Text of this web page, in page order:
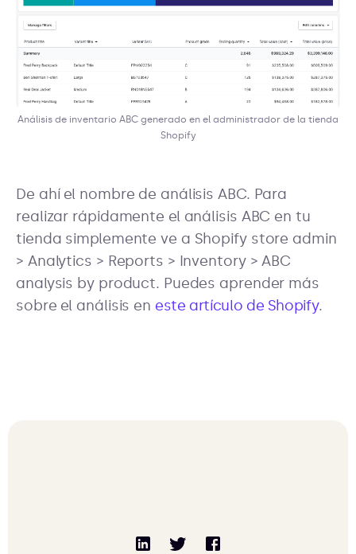
Análisis de inventario ABC generado en el administrador de la tienda
Shopify
De ahí el nombre de análisis ABC. Para
realizar rápidamente el análisis ABC en tu
tienda simplemente ve a Shopify store admin
> Analytics > Reports > Inventory > ABC
analysis by product. Puedes aprender más
sobre el análisis en este artículo de Shopify.